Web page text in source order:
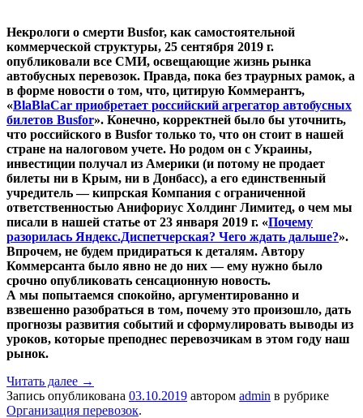
Некрологи о смерти Busfor, как самостоятельной
коммерческой структуры, 25 сентября 2019 г.
опубликовали все СМИ, освещающие жизнь рынка
автобусных перевозок. Правда, пока без траурных рамок, а
в форме новости о том, что, цитирую Коммерантъ,
«BlaBlaCar приобретает российский агрегатор автобусных
билетов Busfor». Конечно, корректней было бы уточнить,
что российского в Busfor только то, что он стоит в нашей
стране на налоговом учете. Но родом он с Украины,
инвестиции получал из Америки (и потому не продает
билеты ни в Крым, ни в Донбасс), а его единственный
учредитель — кипрская Компания с ограниченной
ответственностью Анифориус Холдинг Лимитед, о чем мы
писали в нашей статье от 23 января 2019 г. «Почему
разорилась Яндекс.Диспетчерская? Чего ждать дальше?».
Впрочем, не будем придираться к деталям. Автору
Коммерсанта было явно не до них — ему нужно было
срочно опубликовать сенсационную новость.
А мы попытаемся спокойно, аргументированно и
взвешенно разобраться в том, почему это произошло, дать
прогнозы развития событий и сформулировать выводы из
уроков, которые преподнес перевозчикам в этом году наш
рынок.
Читать далее →
Запись опубликована 03.10.2019 автором admin в рубрике
Организация перевозок.